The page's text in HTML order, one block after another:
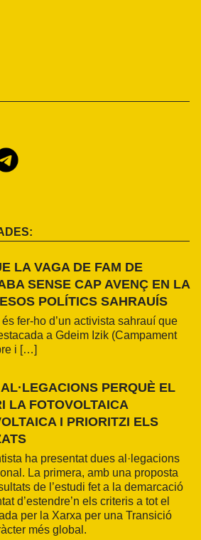
LA VAGA DE FAM DE
SENSE CAP AVENÇ EN LA
POLÍTICS SAHRAUÍS
fer-ho d’un activista sahrauí que
a Gdeim Izik (Campament
i […]
PERQUÈ EL
LA FOTOVOLTAICA
I PRIORITZI ELS
ha presentat dues al·legacions
La primera, amb una proposta
de l’estudi fet a la demarcació
d’estendre’n els criteris a tot el
per la Xarxa per una Transició
més global.